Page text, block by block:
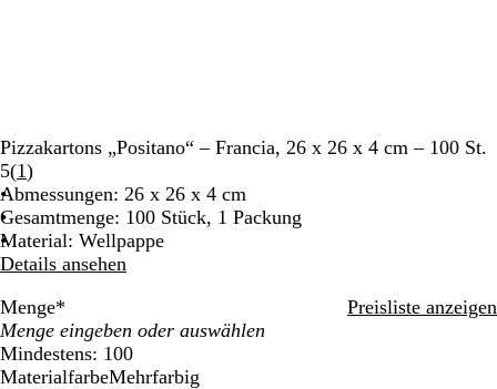
Pizzakartons „Positano“ – Francia, 26 x 26 x 4 cm – 100 St.
5(1Bewertungen
1
lesen
)
Abmessungen: 26 x 26 x 4 cm
Gesamtmenge: 100 Stück, 1 Packung
Material: Wellpappe
Details ansehen
Menge* Preisliste anzeigen
Mindestens: 100
MaterialfarbeMehrfarbig